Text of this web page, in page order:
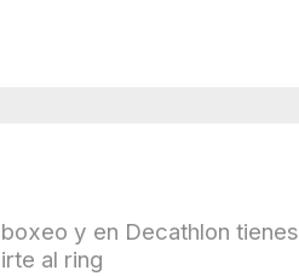
y en Decathlon tienes
al ring